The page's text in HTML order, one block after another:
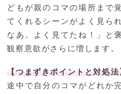
どもが親のコマの場所まで
てくれるシーンがよく見ら
なあ。よく見てたね！」と
観察意欲がさらに増します。
【つまずきポイントと対処法
途中で自分のコマがどれか